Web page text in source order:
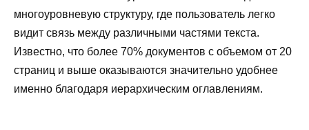
многоуровневую структуру, где пользователь легко
видит связь между различными частями текста.
Известно, что более 70% документов с объемом от 20
страниц и выше оказываются значительно удобнее
именно благодаря иерархическим оглавлениям.